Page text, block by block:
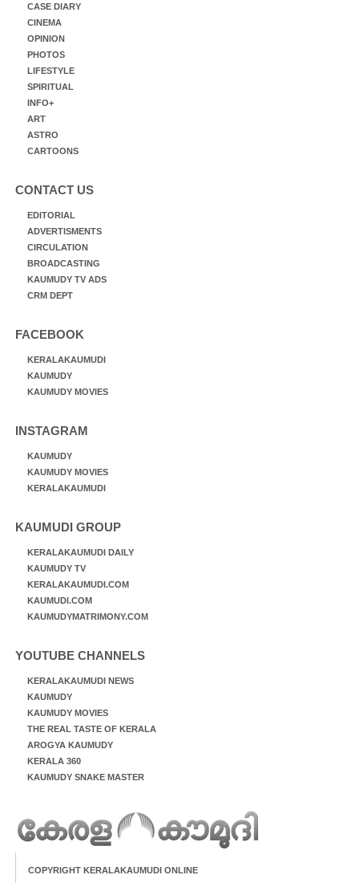
CASE DIARY
CINEMA
OPINION
PHOTOS
LIFESTYLE
SPIRITUAL
INFO+
ART
ASTRO
CARTOONS
CONTACT US
EDITORIAL
ADVERTISMENTS
CIRCULATION
BROADCASTING
KAUMUDY TV ADS
CRM DEPT
FACEBOOK
KERALAKAUMUDI
KAUMUDY
KAUMUDY MOVIES
INSTAGRAM
KAUMUDY
KAUMUDY MOVIES
KERALAKAUMUDI
KAUMUDI GROUP
KERALAKAUMUDI DAILY
KAUMUDY TV
KERALAKAUMUDI.COM
KAUMUDI.COM
KAUMUDYMATRIMONY.COM
YOUTUBE CHANNELS
KERALAKAUMUDI NEWS
KAUMUDY
KAUMUDY MOVIES
THE REAL TASTE OF KERALA
AROGYA KAUMUDY
KERALA 360
KAUMUDY SNAKE MASTER
COPYRIGHT KERALAKAUMUDI ONLINE